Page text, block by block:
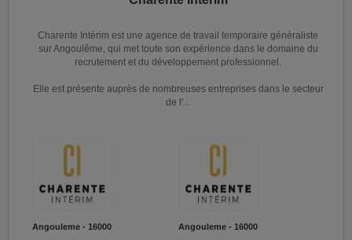
Charente Intérim est une agence de travail temporaire généraliste
sur Angoulême, qui met toute son expérience dans le domaine du
recrutement et du développement professionnel.
Elle est présente auprès de nombreuses entreprises dans le secteur
de l'...
Angouleme - 16000 Angouleme - 16000